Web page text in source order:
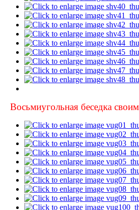
Восьмиугольная беседка